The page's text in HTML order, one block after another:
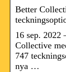
Better
16 sep.
Collective
747
nya …